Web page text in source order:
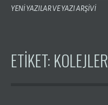
YENİ YAZILAR VE YAZI ARŞİVİ
ETIKET: KOLEJLER